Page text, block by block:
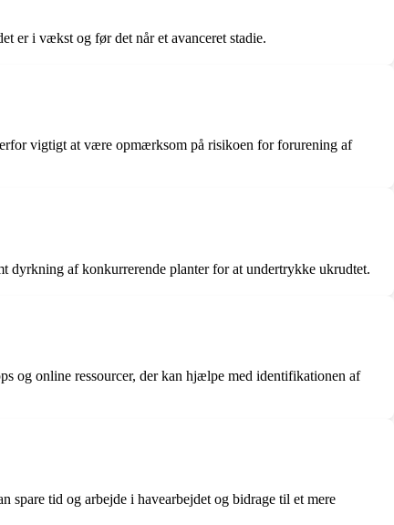
er i vækst og før det når et avanceret stadie.
vigtigt at være opmærksom på risikoen for forurening af
dyrkning af konkurrerende planter for at undertrykke ukrudtet.
og online ressourcer, der kan hjælpe med identifikationen af
tid og arbejde i havearbejdet og bidrage til et mere